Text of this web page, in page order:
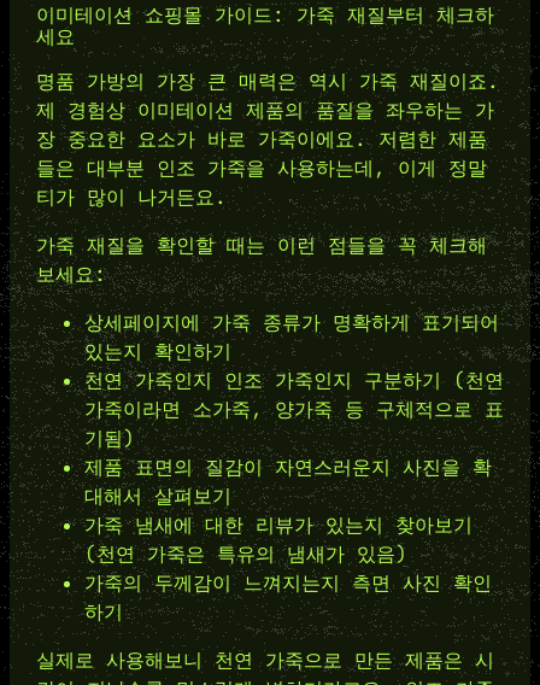
이미테이션 쇼핑몰 가이드: 가죽 재질부터 체크하
세요
명품 가방의 가장 큰 매력은 역시 가죽 재질이죠.
제 경험상 이미테이션 제품의 품질을 좌우하는 가
장 중요한 요소가 바로 가죽이에요. 저렴한 제품
들은 대부분 인조 가죽을 사용하는데, 이게 정말
티가 많이 나거든요.
가죽 재질을 확인할 때는 이런 점들을 꼭 체크해
보세요:
상세페이지에 가죽 종류가 명확하게 표기되어
있는지 확인하기
천연 가죽인지 인조 가죽인지 구분하기 (천연
가죽이라면 소가죽, 양가죽 등 구체적으로 표
기됨)
제품 표면의 질감이 자연스러운지 사진을 확
대해서 살펴보기
가죽 냄새에 대한 리뷰가 있는지 찾아보기
(천연 가죽은 특유의 냄새가 있음)
가죽의 두께감이 느껴지는지 측면 사진 확인
하기
실제로 사용해보니 천연 가죽으로 만든 제품은 시